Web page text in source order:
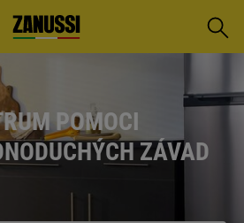
POMOCI
ZÁVAD